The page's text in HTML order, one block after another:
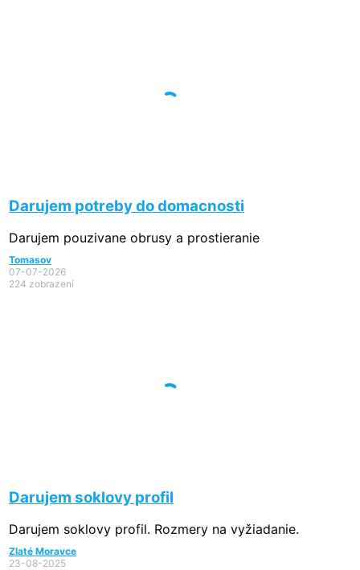
Darujem potreby do domacnosti
Darujem pouzivane obrusy a prostieranie
Tomasov
07-07-2026
224 zobrazení
Darujem soklovy profil
Darujem soklovy profil. Rozmery na vyžiadanie.
Zlaté Moravce
23-08-2025